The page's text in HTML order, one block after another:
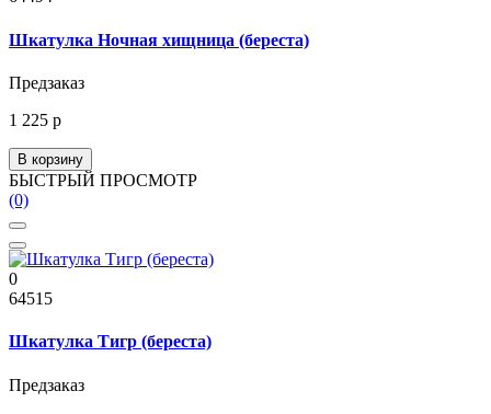
Шкатулка Ночная хищница (береста)
Предзаказ
1 225 р
В корзину
БЫСТРЫЙ ПРОСМОТР
(0)
0
64515
Шкатулка Тигр (береста)
Предзаказ